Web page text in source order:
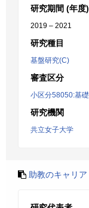
研究期間 (年度)
2019 – 2021
研究種目
基盤研究(C)
審査区分
小区分58050:基
研究機関
共立女子大学
助教のキャリ